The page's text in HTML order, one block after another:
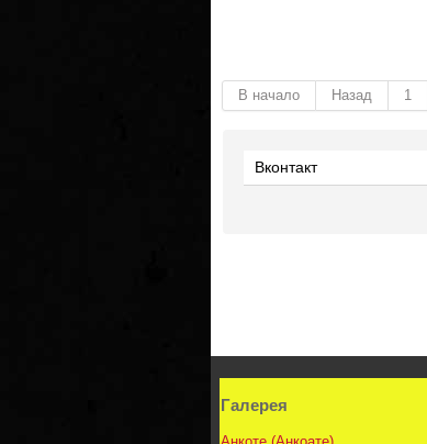
В начало Назад 1
Вконтакт
Галерея